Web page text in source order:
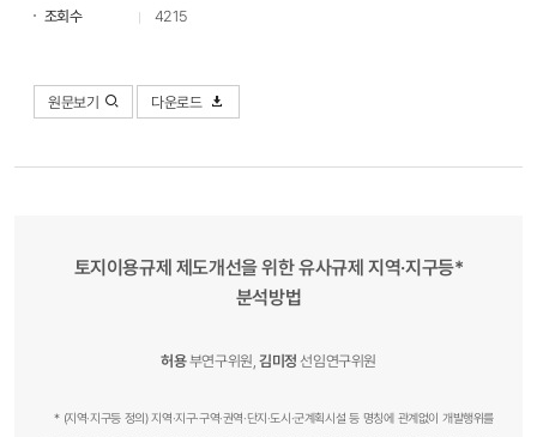
조회수
4215
원문보기 다운로드
토지이용규제 제도개선을 위한 유사규제 지역·지구등*
분석방법
허용부연구위원, 김미정선임연구위원
* (지역·지구등 정의) 지역·지구·구역·권역·단지·도시·군계획시설 등 명칭에 관계없이 개발행위를